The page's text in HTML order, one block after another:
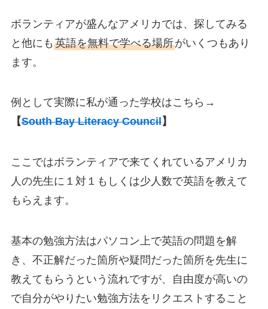
ボランティアが盛んなアメリカでは、探してみる
と他にも 英語を無料で学べる場所がいくつもあり
ます。
例として実際に私が通った学校はこちら→
【South Bay Literacy Council】
ここではボランティアで来てくれているアメリカ
人の先生に１対１もしくは少人数で英語を教えて
もらえます。
基本の勉強方法はパソコン上で英語の問題を解
き、不正解だった箇所や疑問だった箇所を先生に
教えてもらうという流れですが、自由度が高いの
で自分がやりたい勉強方法をリクエストすること